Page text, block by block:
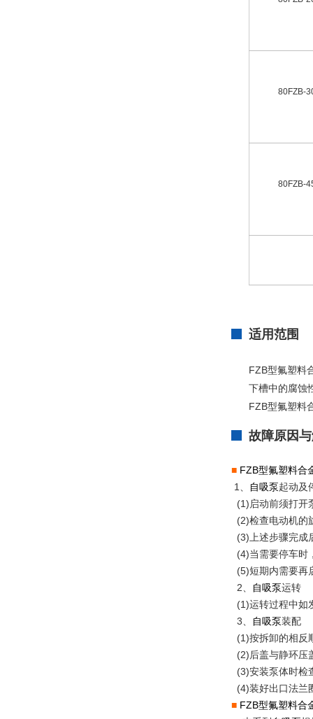
80FZB-
80FZB-
适用范围
FZB型氟塑料
下槽中的腐蚀
FZB型氟塑料
故障原因
■ FZB型氟塑料合
1、
自吸泵起动及
(1)启动前须打开
(2)检查电动机的
(3)上述步骤完成
(4)当需要停车时
(5)短期内需要再
2、
自吸泵
(1)运转过程中如
3、
自吸泵装配
(1)按拆卸的相反
(2)后盖与静环压
(3)安装泵体时检
(4)装好出口法兰
■ FZB型氟塑料合